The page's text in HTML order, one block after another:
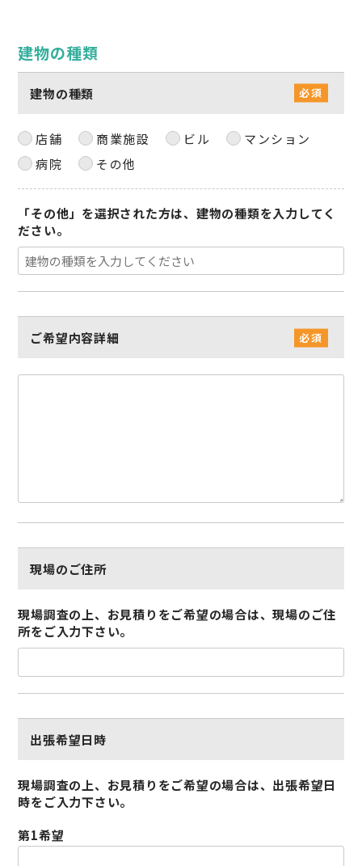
建物の種類
建物の種類
店舗 商業施設 ビル
マンション
病院
その他
「その他」を選択された方は、建物の種類を入力してく
ださい。
ご希望内容詳細
現場のご住所
現場調査の上、お見積りをご希望の場合は、現場のご住
所をご入力下さい。
出張希望日時
現場調査の上、お見積りをご希望の場合は、出張希望日
時をご入力下さい。
第1希望